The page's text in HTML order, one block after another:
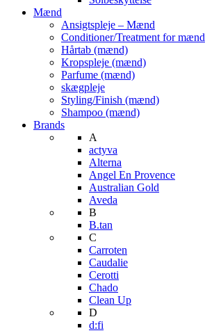
Mænd
Ansigtspleje – Mænd
Conditioner/Treatment for mænd
Hårtab (mænd)
Kropspleje (mænd)
Parfume (mænd)
skægpleje
Styling/Finish (mænd)
Shampoo (mænd)
Brands
A
actyva
Alterna
Angel En Provence
Australian Gold
Aveda
B
B.tan
C
Carroten
Caudalie
Cerotti
Chado
Clean Up
D
d:fi